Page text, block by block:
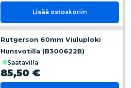
Lisää ostoskoriin
Rutgerson 60mm Viuluploki
Hunsvotilla (B300622B)
saatavilla
85,50 €